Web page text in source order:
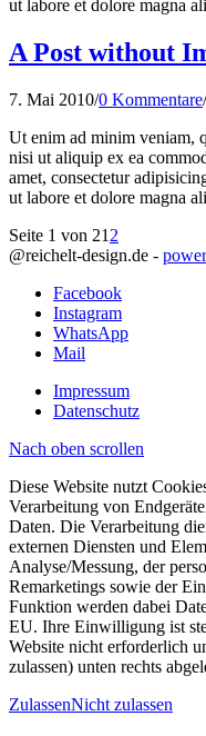
ut labore et dolore magna
A Post without
7. Mai 2010/0 Kommentare/
Ut enim ad minim veniam,
nisi ut aliquip ex ea
amet, consectetur
ut labore et dolore magna
Seite 1 von 21 2
@reichelt-design.de -
Facebook
Instagram
WhatsApp
Mail
Impressum
Datenschutz
Nach oben scrollen
Diese Website nutzt
Verarbeitung von
Daten. Die Verarbeitung
externen Diensten und
Analyse/Messung, der
Remarketings sowie der
Funktion werden dabei
EU. Ihre Einwilligung ist
Website nicht erforderlich
zulassen) unten rechts
ZulassenNicht zulassen